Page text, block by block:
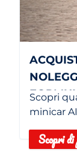
Scopri
minicar
Scopri di